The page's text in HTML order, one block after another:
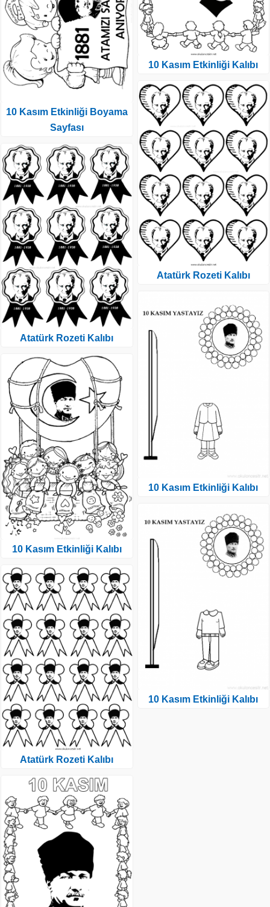
10 Kasım Etkinliği Boyama
Sayfası
Atatürk Rozeti Kalıbı
10 Kasım Etkinliği Kalıbı
Atatürk Rozeti Kalıbı
10 Kasım Etkinliği Kalıbı
Atatürk Rozeti Kalıbı
10 Kasım Etkinliği Kalıbı
10 Kasım Etkinliği Kalıbı